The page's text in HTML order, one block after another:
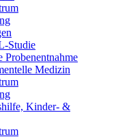
Studie
Probenentnahme
Medizin
Kinder- &